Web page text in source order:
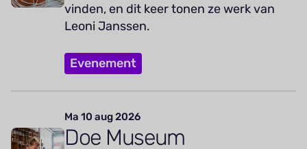
vinden, en dit keer tonen ze werk van
Leoni Janssen.
Evenement
Ma 10 aug 2026
Doe Museum